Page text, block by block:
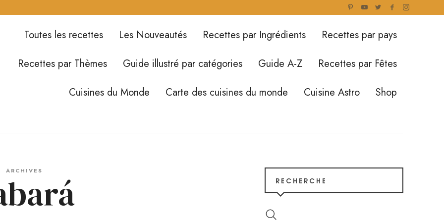
Toutes les recettes Les Nouveautés Recettes par Ingrédients
Recettes par pays
Recettes par Thèmes
Guide illustré par catégories Guide A-Z
Recettes par Fêtes
Cuisines du Monde
Carte des cuisines du monde Cuisine Astro Shop
ARCHIVES
RECHERCHE